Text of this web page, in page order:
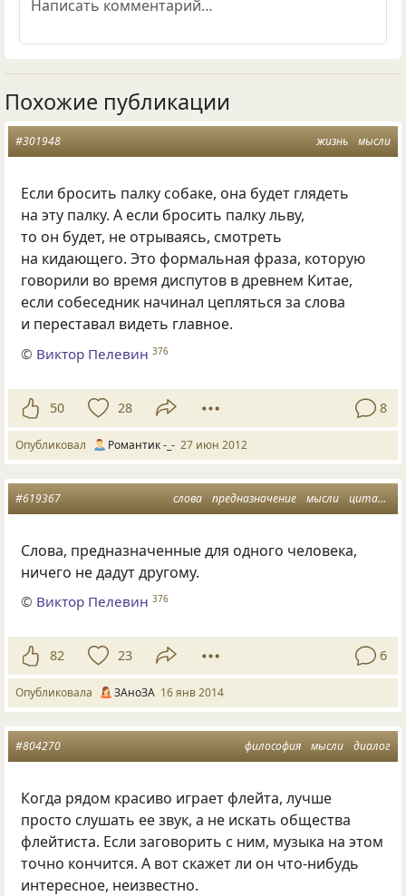
Похожие публикации
жизнь мысли
#301948
Если бросить палку собаке, она будет глядеть
на эту палку. А если бросить палку льву,
то он будет, не отрываясь, смотреть
на кидающего. Это формальная фраза, которую
говорили во время диспутов в древнем Китае,
если собеседник начинал цепляться за слова
и переставал видеть главное.
© Виктор Пелевин 376
50 28 8
Опубликовал Романтик -_- 27 июн 2012
слова предназначение мысли цитаты из книг
#619367
Слова, предназначенные для одного человека,
ничего не дадут другому.
© Виктор Пелевин 376
82 23 6
Опубликовала ЗАноЗА 16 янв 2014
философия мысли диалог
#804270
Когда рядом красиво играет флейта, лучше
просто слушать ее звук, а не искать общества
флейтиста. Если заговорить с ним, музыка на этом
точно кончится. А вот скажет ли он что-нибудь
интересное, неизвестно.